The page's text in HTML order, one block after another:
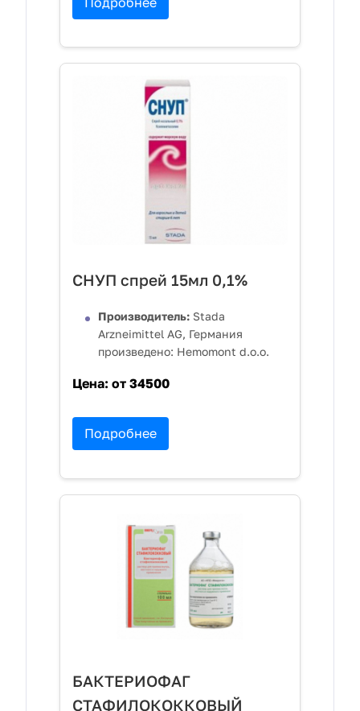
СНУП спрей 15мл 0,1%
Производитель: Stada
Arzneimittel AG, Германия
произведено: Hemomont d.o.o.
Цена: от 34500
Подробнее
БАКТЕРИОФАГ
СТАФИЛОКОККОВЫЙ